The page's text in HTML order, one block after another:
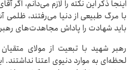
اینجا ذکر این نکته را لازم می‌دانم،
با مرگ طبیعی از دنیا می‌رفتند، ظلمی
باید شهادت را پاداش مجاهدت‌های رهبر
رهبر شهید با تبعیت از مولای
لحظه‌ای به موارد دنیوی اعتنا